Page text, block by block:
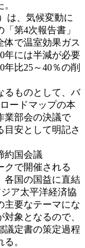
は、気候変動に
第4次報告書」
体で温室効果ガス
年には半減が必要
比25～40％の削
るものとして、バ
ードマップの本
業部会の決議で
目安として明記さ
約国会議
クで開催される
各国の国益に直結
ア太平洋経済協
主要なテーマにな
象となるので、
議定書の策定過程
。